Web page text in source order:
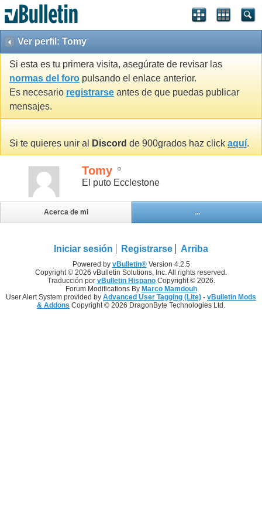
Ver perfil: Tomy
Si esta es tu primera visita, asegúrate de revisar las
normas del foro pulsando el enlace anterior.
Es necesario registrarse antes de que puedas publicar
mensajes.
Si te quieres unir al Discord de 900grados haz click aquí.
Tomy
El puto Ecclestone
Acerca de mi ...
Iniciar sesión Registrarse Arriba
Powered by vBulletin®Version 4.2.5
Copyright © 2026 vBulletin Solutions, Inc. All rights reserved.
Traducción por vBulletin HispanoCopyright © 2026.
Forum Modifications By Marco Mamdouh
User Alert System provided by Advanced User Tagging (Lite) - vBulletin Mods
& Addons Copyright © 2026 DragonByte Technologies Ltd.